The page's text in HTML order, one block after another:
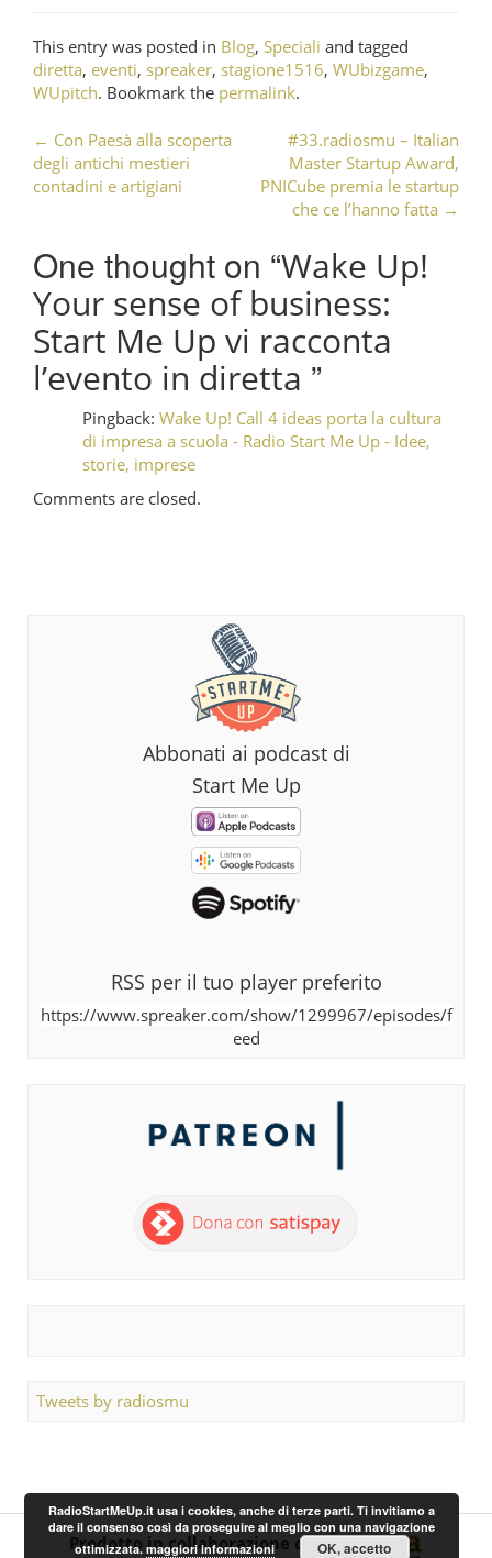
This entry was posted in Blog, Speciali and tagged
diretta, eventi, spreaker, stagione1516, WUbizgame,
WUpitch. Bookmark the permalink.
Post navigation
← Con Paesà alla scoperta
degli antichi mestieri
contadini e artigiani
#33.radiosmu – Italian
Master Startup Award,
PNICube premia le startup
che ce l’hanno fatta →
One thought on “Wake Up!
Your sense of business:
Start Me Up vi racconta
l’evento in diretta ”
Pingback: Wake Up! Call 4 ideas porta la cultura
di impresa a scuola - Radio Start Me Up - Idee,
storie, imprese
Comments are closed.
Abbonati ai podcast di
Start Me Up
RSS per il tuo player preferito
https://www.spreaker.com/show/1299967/episodes/f
eed
Tweets by radiosmu
Prodotto in collaborazione con
RadioStartMeUp.it usa i cookies, anche di terze parti. Ti invitiamo a
dare il consenso così da proseguire al meglio con una navigazione
ottimizzata. maggiori informazioni OK, accetto